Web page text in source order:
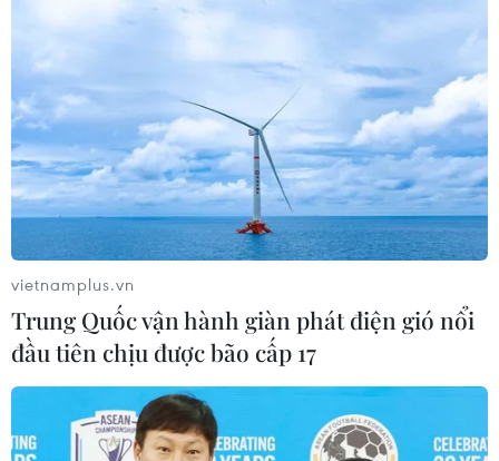
vietnamplus.vn
Trung Quốc vận hành giàn phát điện gió nổi
đầu tiên chịu được bão cấp 17